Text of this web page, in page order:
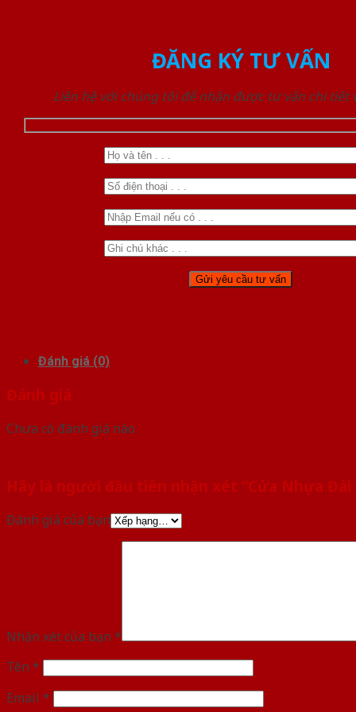
ĐĂNG KÝ TƯ VẤN
Liên hệ với chúng tôi để nhận được tư vấn chi tiết
Đánh giá (0)
Đánh giá
Chưa có đánh giá nào.
Hãy là người đầu tiên nhận xét “Cửa Nhựa Đài
Đánh giá của bạn
Nhận xét của bạn *
Tên *
Email *